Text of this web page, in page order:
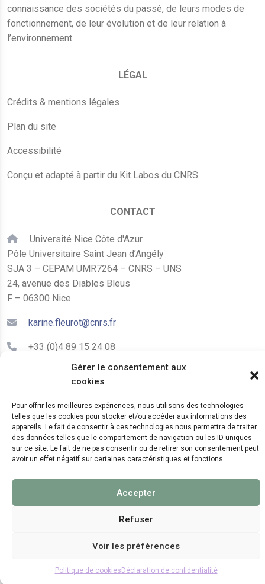
Gérer le consentement aux
cookies
Pour offrir les meilleures expériences, nous utilisons des technologies
telles que les cookies pour stocker et/ou accéder aux informations des
appareils. Le fait de consentir à ces technologies nous permettra de traiter
des données telles que le comportement de navigation ou les ID uniques
sur ce site. Le fait de ne pas consentir ou de retirer son consentement peut
avoir un effet négatif sur certaines caractéristiques et fonctions.
Accepter
Refuser
Voir les préférences
Politique de cookies Déclaration de confidentialité
connaissance des sociétés du passé, de leurs modes de
fonctionnement, de leur évolution et de leur relation à
l’environnement.
LÉGAL
Crédits & mentions légales
Plan du site
Accessibilité
Conçu et adapté à partir du Kit Labos du CNRS
CONTACT
Université Nice Côte d'Azur
Pôle Universitaire Saint Jean d’Angély
SJA 3 – CEPAM UMR7264 – CNRS – UNS
24, avenue des Diables Bleus
F – 06300 Nice
karine.fleurot@cnrs.fr
+33 (0)4 89 15 24 08
LE CEPAM EST HÉBERGÉ PAR
WebKit